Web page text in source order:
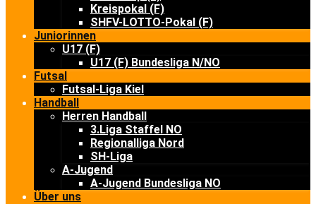
Kreispokal (F)
SHFV-LOTTO-Pokal (F)
Juniorinnen
U17 (F)
U17 (F) Bundesliga N/NO
Futsal
Futsal-Liga Kiel
Handball
Herren Handball
3.Liga Staffel NO
Regionalliga Nord
SH-Liga
A-Jugend
A-Jugend Bundesliga NO
Über uns